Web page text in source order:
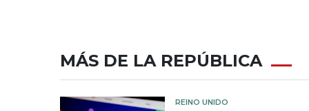
MÁS DE LA REPÚBLICA
REINO UNIDO